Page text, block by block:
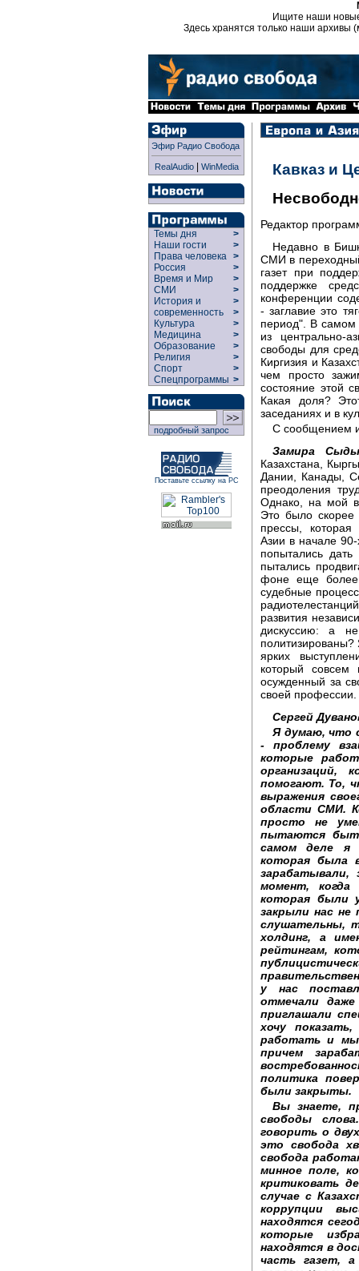
Ищите наши
Здесь хранятся только наши архивы
Эфир Радио Свобода
RealAudio| WinMedia
Темы дня
>
Наши гости
>
Права человека >
Россия
>
Время и Мир
>
СМИ
>
История и
современность
>
>
Культура
>
Медицина
>
Образование
>
Религия
>
Спорт
>
Спецпрограммы >
подробный запрос
Поставьте ссылку на РС
Кавказ и
Редактор
Недавно в
СМИ в
газет при
поддержке
конференции
- заглавие это
период". В самом
из центрально-
свободы для
Киргизия и
чем просто
состояние этой
Какая доля?
заседаниях и в
С сообщением
Замира
Казахстана,
Дании, Канады,
преодоления
Однако, на мой
Это было скорее
прессы,
Азии в начале
попытались
пытались
фоне еще более
судебные
развития
дискуссию: а
ярких
который совсем
осужденный за
своей профессии.
Сергей
Я думаю, что
- проблему
которые
помогают. То,
выражения
области СМИ.
просто не
пытаются
самом деле я
которая была
зарабатывали,
момент,
которая были
закрыли нас
слушательны,
холдинг, а
рейтингам,
у нас
отмечали
приглашали
хочу
работать и мы
причем
политика
были закрыты.
Вы знаете,
свободы
говорить о
это свобода
свобода
минное поле,
критиковать
случае с
коррупции
находятся
которые
находятся в
часть газет,